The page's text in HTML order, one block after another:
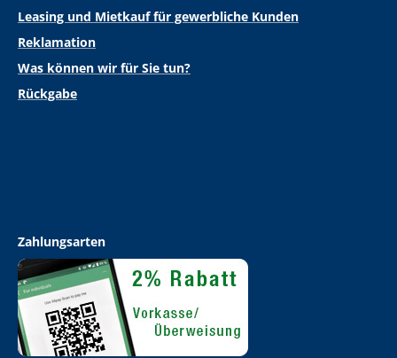
Leasing und Mietkauf für gewerbliche Kunden
Reklamation
Was können wir für Sie tun?
Rückgabe
Zahlungsarten